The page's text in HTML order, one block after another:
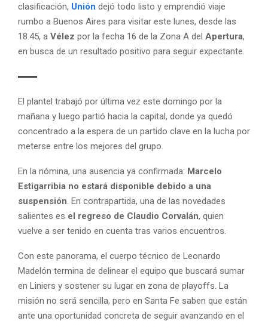
clasificación, Unión dejó todo listo y emprendió viaje
rumbo a Buenos Aires para visitar este lunes, desde las
18.45, a Vélez por la fecha 16 de la Zona A del Apertura,
en busca de un resultado positivo para seguir expectante.
El plantel trabajó por última vez este domingo por la
mañana y luego partió hacia la capital, donde ya quedó
concentrado a la espera de un partido clave en la lucha por
meterse entre los mejores del grupo.
En la nómina, una ausencia ya confirmada: Marcelo
Estigarribia no estará disponible debido a una
suspensión. En contrapartida, una de las novedades
salientes es el regreso de Claudio Corvalán, quien
vuelve a ser tenido en cuenta tras varios encuentros.
Con este panorama, el cuerpo técnico de Leonardo
Madelón termina de delinear el equipo que buscará sumar
en Liniers y sostener su lugar en zona de playoffs. La
misión no será sencilla, pero en Santa Fe saben que están
ante una oportunidad concreta de seguir avanzando en el